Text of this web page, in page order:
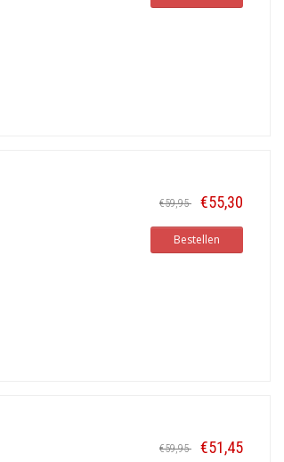
€59,95 €55,30
Bestellen
€59,95 €51,45